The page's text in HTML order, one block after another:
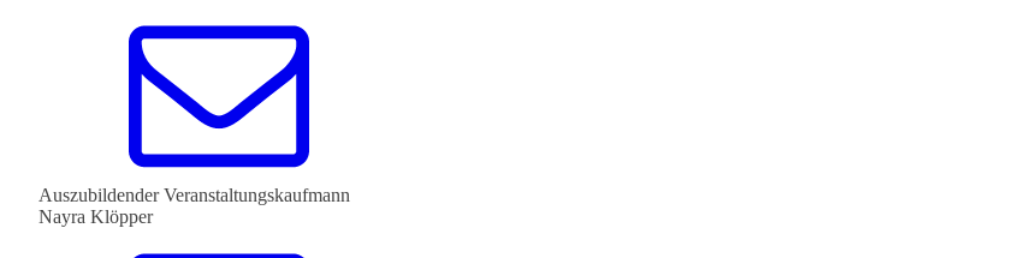
Auszubildender Veranstaltungskaufmann
Nayra Klöpper